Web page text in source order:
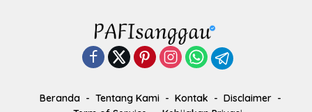
Beranda Tentang Kami Kontak
Disclaimer